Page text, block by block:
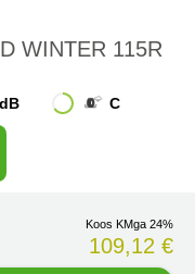
WINTER 115R
C
Koos KMga 24%
109,12 €